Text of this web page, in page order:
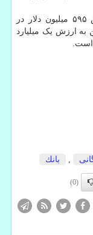
در این میان ترکیه با ۶۶۳ هزار تن به ارزش ۵۹۵ میلیون دلار در
صادرات و با ۸۸۸ هزار تن به ارزش یک میلیارد
است.
بانك
(0)